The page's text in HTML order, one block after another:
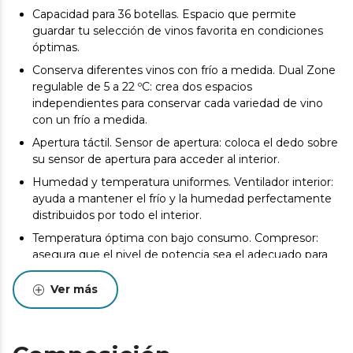
Capacidad para 36 botellas. Espacio que permite
guardar tu selección de vinos favorita en condiciones
óptimas.
Conserva diferentes vinos con frío a medida. Dual Zone
regulable de 5 a 22 ºC: crea dos espacios
independientes para conservar cada variedad de vino
con un frío a medida.
Apertura táctil. Sensor de apertura: coloca el dedo sobre
su sensor de apertura para acceder al interior.
Humedad y temperatura uniformes. Ventilador interior:
ayuda a mantener el frío y la humedad perfectamente
distribuidos por todo el interior.
Temperatura óptima con bajo consumo. Compresor:
asegura que el nivel de potencia sea el adecuado para
evitar variaciones de temperatura.
Interior elegante. 3 estantes de madera: permiten
colocar las botellas de forma segura y ordenada,
Ver más